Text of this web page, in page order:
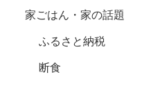
家ごはん・家の話題
ふるさと納税
断食